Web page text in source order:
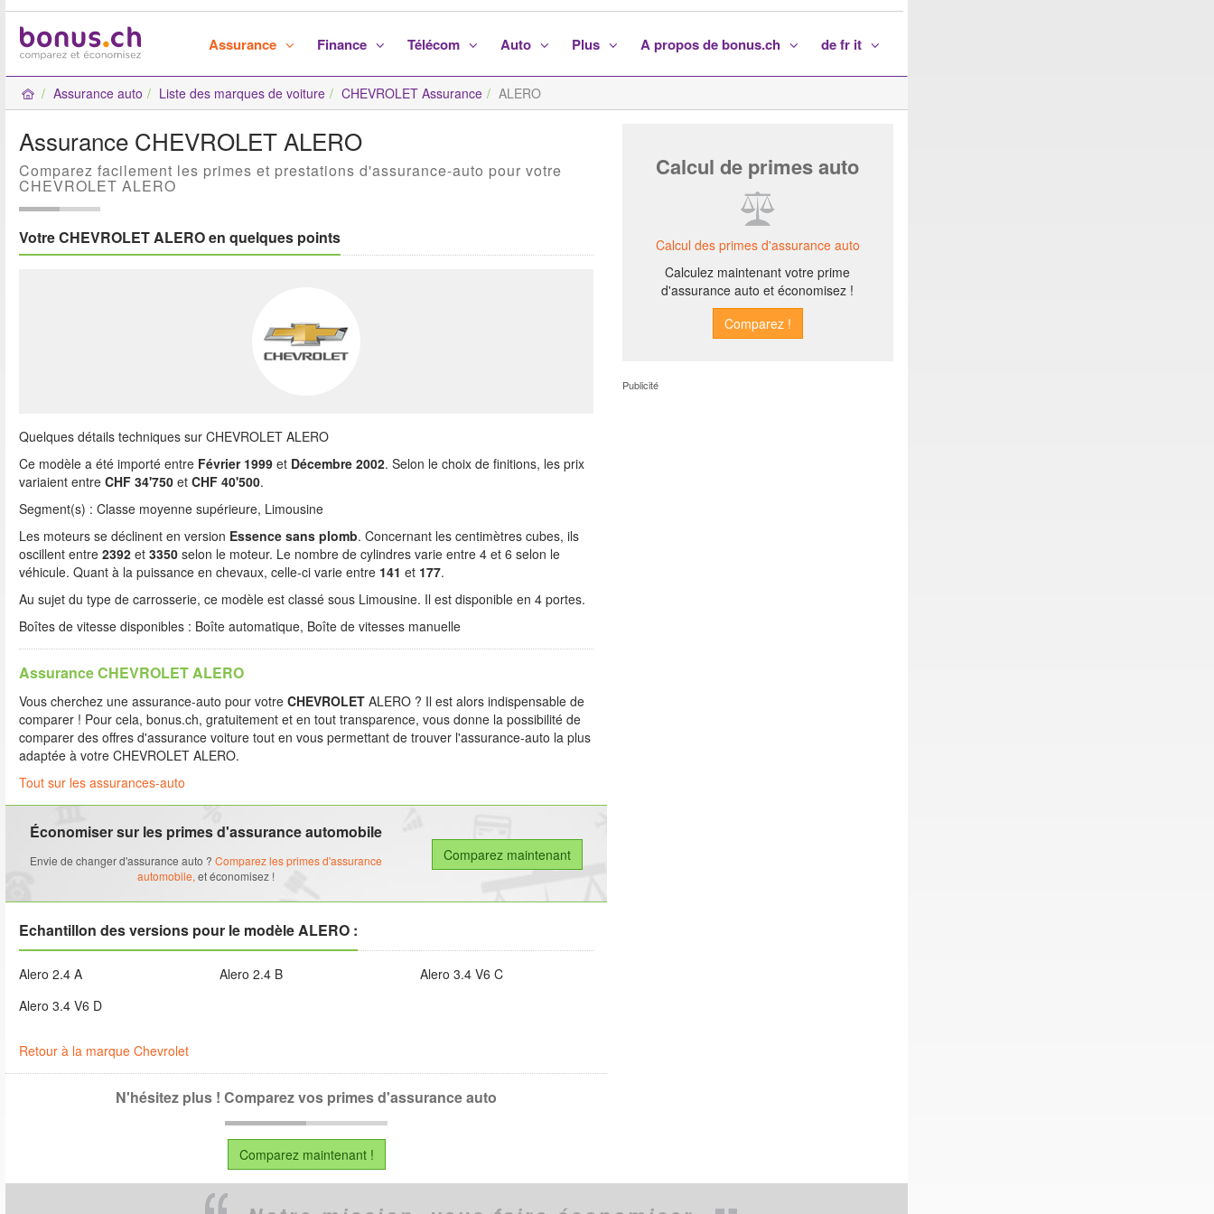
Assurance Finance Télécom Auto Plus A propos de bonus.ch de fr it
Assurance auto Liste des marques de voiture CHEVROLET Assurance ALERO
Assurance CHEVROLET ALERO
Comparez facilement les primes et prestations d'assurance-auto pour votre
CHEVROLET ALERO
Votre CHEVROLET ALERO en quelques points
Quelques détails techniques sur CHEVROLET ALERO
Ce modèle a été importé entre Février 1999 et Décembre 2002. Selon le choix de finitions, les prix
variaient entre CHF 34'750 et CHF 40'500.
Segment(s) : Classe moyenne supérieure, Limousine
Les moteurs se déclinent en version Essence sans plomb. Concernant les centimètres cubes, ils
oscillent entre 2392 et 3350 selon le moteur. Le nombre de cylindres varie entre 4 et 6 selon le
véhicule. Quant à la puissance en chevaux, celle-ci varie entre 141 et 177.
Au sujet du type de carrosserie, ce modèle est classé sous Limousine. Il est disponible en 4 portes.
Boîtes de vitesse disponibles : Boîte automatique, Boîte de vitesses manuelle
Assurance CHEVROLET ALERO
Vous cherchez une assurance-auto pour votre CHEVROLET ALERO ? Il est alors indispensable de
comparer ! Pour cela, bonus.ch, gratuitement et en tout transparence, vous donne la possibilité de
comparer des offres d'assurance voiture tout en vous permettant de trouver l'assurance-auto la plus
adaptée à votre CHEVROLET ALERO.
Tout sur les assurances-auto
Économiser sur les primes d'assurance automobile
Envie de changer d'assurance auto ? Comparez les primes d'assurance
automobile, et économisez !
Echantillon des versions pour le modèle ALERO :
Alero 2.4 A Alero 2.4 B
Alero 3.4 V6 C
Alero 3.4 V6 D
Retour à la marque Chevrolet
N'hésitez plus ! Comparez vos primes d'assurance auto
Comparez maintenant !
Calcul de primes auto
Calcul des primes d'assurance auto
Calculez maintenant votre prime
d'assurance auto et économisez !
Publicité